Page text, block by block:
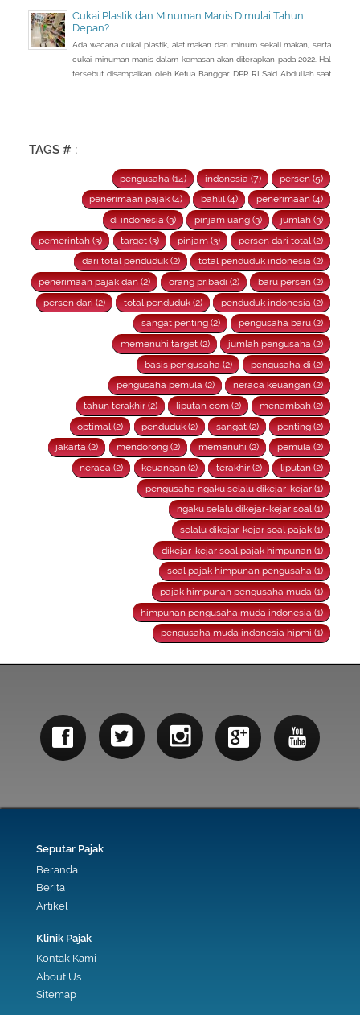
Cukai Plastik dan Minuman Manis Dimulai Tahun
Depan?
Ada wacana cukai plastik, alat makan dan minum sekali makan, serta
cukai minuman manis dalam kemasan akan diterapkan pada 2022. Hal
tersebut disampaikan oleh Ketua Banggar DPR RI Said Abdullah saat
TAGS # :
pengusaha (14) indonesia (7)
persen (5)
penerimaan pajak (4)
bahlil (4)
penerimaan (4)
di indonesia (3)
pinjam uang (3)
jumlah (3)
pemerintah (3)
target (3) pinjam (3)
persen dari total (2)
dari total penduduk (2)
total penduduk indonesia (2)
penerimaan pajak dan (2)
orang pribadi (2)
baru persen (2)
persen dari (2)
total penduduk (2)
penduduk indonesia (2)
sangat penting (2)
pengusaha baru (2)
memenuhi target (2)
jumlah pengusaha (2)
basis pengusaha (2)
pengusaha di (2)
pengusaha pemula (2)
neraca keuangan (2)
tahun terakhir (2)
liputan com (2)
menambah (2)
optimal (2)
penduduk (2) sangat (2)
penting (2)
jakarta (2)
mendorong (2) memenuhi (2)
pemula (2)
neraca (2)
keuangan (2) terakhir (2)
liputan (2)
pengusaha ngaku selalu dikejar-kejar (1)
ngaku selalu dikejar-kejar soal (1)
selalu dikejar-kejar soal pajak (1)
dikejar-kejar soal pajak himpunan (1)
soal pajak himpunan pengusaha (1)
pajak himpunan pengusaha muda (1)
himpunan pengusaha muda indonesia (1)
pengusaha muda indonesia hipmi (1)
Seputar Pajak
Beranda
Berita
Artikel
Klinik Pajak
Kontak Kami
About Us
Sitemap